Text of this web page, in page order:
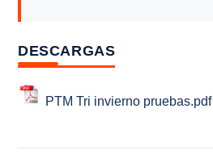
DESCARGAS
PTM Tri invierno pruebas.pdf